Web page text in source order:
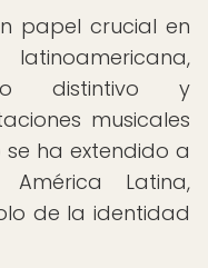
papel crucial en
distintivo y
musicales
se ha extendido a
Latina,
de la identidad